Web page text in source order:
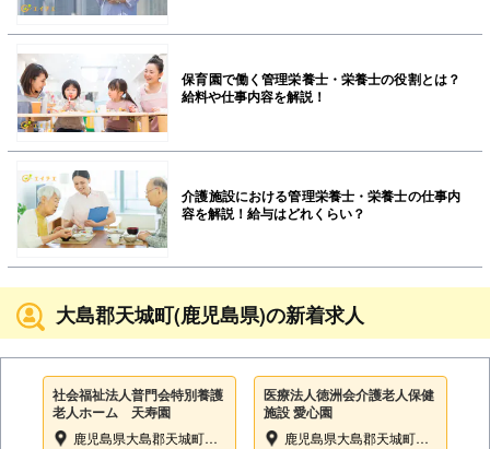
保育園で働く管理栄養士・栄養士の役割とは？
給料や仕事内容を解説！
介護施設における管理栄養士・栄養士の仕事内
容を解説！給与はどれくらい？
大島郡天城町(鹿児島県)の新着求人
社会福祉法人普門会特別養護
老人ホーム 天寿園
鹿児島県大島郡天城町松原784-4
医療法人徳洲会介護老人保健
施設 愛心園
鹿児島県大島郡天城町瀬滝398番地